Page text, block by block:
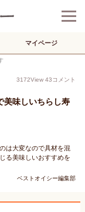
マイページ
3172View 43コメント
美味しいちらし寿
は大変なので具材を混
る美味しいおすすめを
ベストオイシー編集部